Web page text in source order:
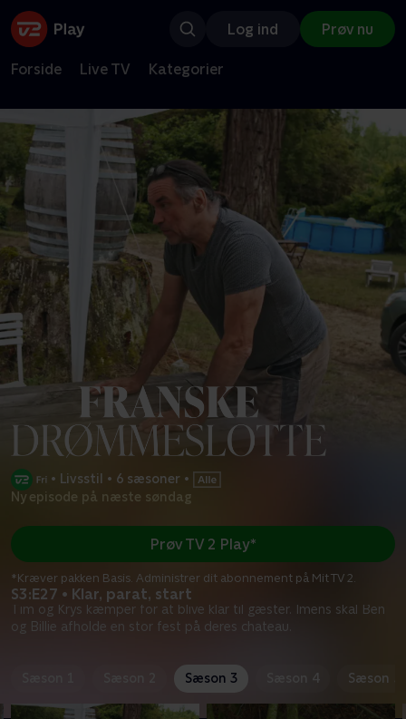
Log ind Prøv nu
Forside Live TV Kategorier
• Livsstil • 6 sæsoner •
Ny episode på næste søndag
S3:E27 • Klar, parat, start
Tim og Krys kæmper for at blive klar til gæster. Imens skal Ben
og Billie afholde en stor fest på deres chateau.
Prøv TV 2 Play*
*Kræver pakken Basis. Administrer dit abonnement på Mit TV 2.
Sæson 3 Sæson 4 Sæson 5